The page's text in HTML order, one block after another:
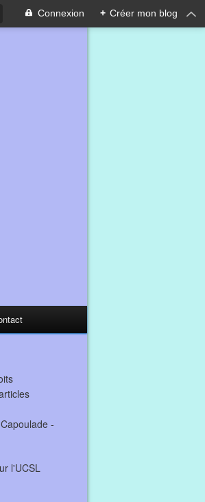
Connexion + Créer mon blog
-
l'UCSL